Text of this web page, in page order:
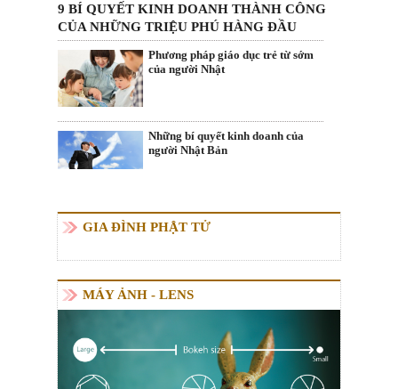
9 BÍ QUYẾT KINH DOANH THÀNH CÔNG
CỦA NHỮNG TRIỆU PHÚ HÀNG ĐẦU
Phương pháp giáo dục trẻ từ sớm
của người Nhật
Những bí quyết kinh doanh của
người Nhật Bản
GIA ĐÌNH PHẬT TỬ
MÁY ẢNH - LENS